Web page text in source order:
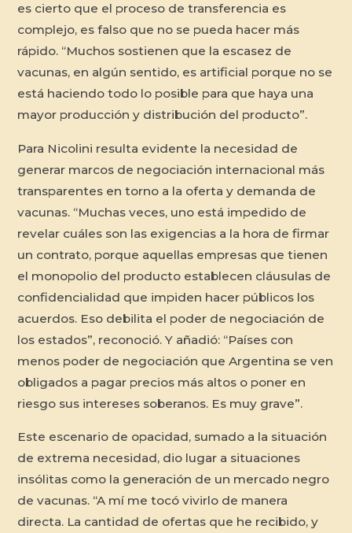
es cierto que el proceso de transferencia es
complejo, es falso que no se pueda hacer más
rápido. “Muchos sostienen que la escasez de
vacunas, en algún sentido, es artificial porque no se
está haciendo todo lo posible para que haya una
mayor producción y distribución del producto”.
Para Nicolini resulta evidente la necesidad de
generar marcos de negociación internacional más
transparentes en torno a la oferta y demanda de
vacunas. “Muchas veces, uno está impedido de
revelar cuáles son las exigencias a la hora de firmar
un contrato, porque aquellas empresas que tienen
el monopolio del producto establecen cláusulas de
confidencialidad que impiden hacer públicos los
acuerdos. Eso debilita el poder de negociación de
los estados”, reconoció. Y añadió: “Países con
menos poder de negociación que Argentina se ven
obligados a pagar precios más altos o poner en
riesgo sus intereses soberanos. Es muy grave”.
Este escenario de opacidad, sumado a la situación
de extrema necesidad, dio lugar a situaciones
insólitas como la generación de un mercado negro
de vacunas. “A mí me tocó vivirlo de manera
directa. La cantidad de ofertas que he recibido, y